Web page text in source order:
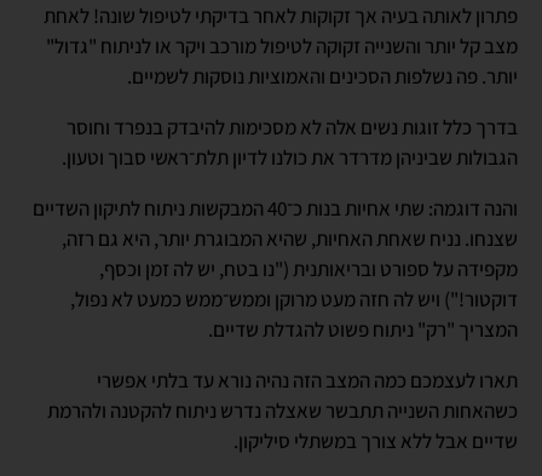
פתרון לאותה בעיה אך זקוקות לאחר בדיקתי לטיפול שונה! לאחת
מצב קל יותר והשנייה זקוקה לטיפול מורכב ויקר או לניתוח "גדול"
יותר. פה נשלפות הסכינים והאמוציות נוסקות לשמיים.
בדרך כלל זוגות נשים אלה לא מסכימות להיבדק בנפרד וחוסר
הגבולות שביניהן מדרדר את כולנו לדיון תלת־ראשי סבוך וטעון.
והנה דוגמה: שתי אחיות בנות כ־40 המבקשות ניתוח לתיקון השדיים
שצנחו. נניח שאחת האחיות, שהיא המבוגרת יותר, היא גם רזה,
מקפידה על ספורט ובריאותנית ("נו בטח, יש לה זמן וכסף,
דוקטור!") ויש לה חזה מעט מרוקן וממש־ממש כמעט לא נפול,
המצריך "רק" ניתוח פשוט להגדלת שדיים.
תארו לעצמכם כמה המצב הזה נהיה נורא עד בלתי אפשרי
כשהאחות השנייה תתבשר שאצלה נדרש ניתוח להקטנה ולהרמת
שדיים אבל ללא צורך במשתלי סיליקון.